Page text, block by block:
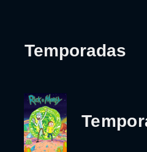
Temporadas